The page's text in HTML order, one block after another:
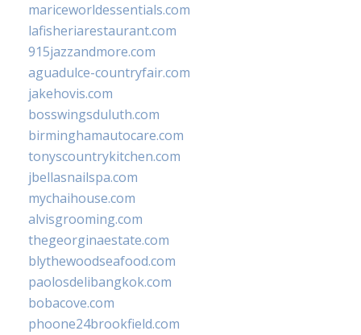
mariceworldessentials.com
lafisheriarestaurant.com
915jazzandmore.com
aguadulce-countryfair.com
jakehovis.com
bosswingsduluth.com
birminghamautocare.com
tonyscountrykitchen.com
jbellasnailspa.com
mychaihouse.com
alvisgrooming.com
thegeorginaestate.com
blythewoodseafood.com
paolosdelibangkok.com
bobacove.com
phoone24brookfield.com